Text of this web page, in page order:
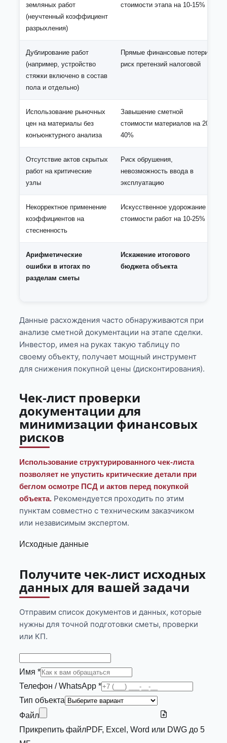
земляных работ
(неучтенный коэффициент
разрыхления)
стоимости этапа на 10-15%
Дублирование работ
(например, устройство
стяжки включено в состав
пола и отдельно)
Прямые финансовые потери,
риск претензий налоговой
Использование рыночных
цен на материалы без
конъюнктурного анализа
Завышение сметной
стоимости материалов на 20-
40%
Отсутствие актов скрытых
работ на критические
узлы
Риск обрушения,
невозможность ввода в
эксплуатацию
Некорректное применение
коэффициентов на
стесненность
Искусственное удорожание
стоимости работ на 10-25%
Арифметические
ошибки в итогах по
разделам сметы
Искажение итогового
бюджета объекта
Данные расхождения часто обнаруживаются при
анализе сметной документации на этапе сделки.
Инвестор, имея на руках такую таблицу по
своему объекту, получает мощный инструмент
для снижения покупной цены (дисконтирования).
Чек-лист проверки
документации для
минимизации финансовых
рисков
Использование структурированного чек-листа
позволяет не упустить критические детали при
беглом осмотре ПСД и актов перед покупкой
объекта. Рекомендуется проходить по этим
пунктам совместно с техническим заказчиком
или независимым экспертом.
Исходные данные
Получите чек-лист исходных
данных для вашей задачи
Отправим список документов и данных, которые
нужны для точной подготовки сметы, проверки
или КП.
Имя *
Телефон / WhatsApp *
Тип объекта
Файл
Прикрепить файлPDF, Excel, Word или DWG до 5